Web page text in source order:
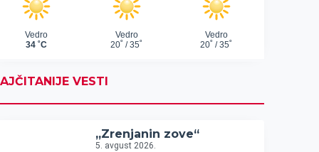
VESTI
„Zrenjanin zove“
5. avgust 2026.